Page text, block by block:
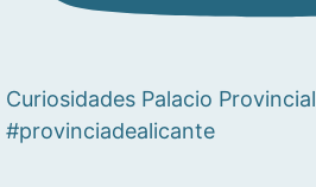
Curiosidades Palacio Provincial
#provinciadealicante